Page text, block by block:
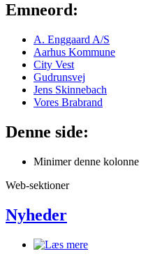
Emneord:
A. Enggaard A/S
Aarhus Kommune
City Vest
Gudrunsvej
Jens Skinnebach
Vores Brabrand
Denne side:
Minimer denne kolonne
Web-sektioner
Nyheder